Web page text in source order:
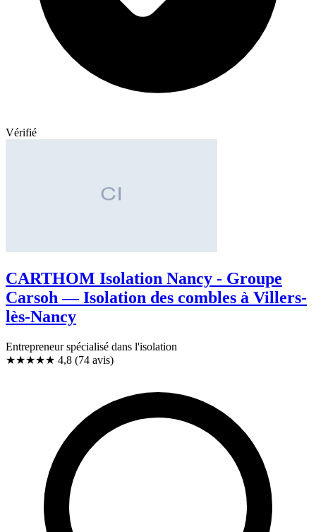
Vérifié
CARTHOM Isolation Nancy - Groupe
Carsoh — Isolation des combles à Villers-
lès-Nancy
Entrepreneur spécialisé dans l'isolation
★★★★★ 4,8 (74 avis)